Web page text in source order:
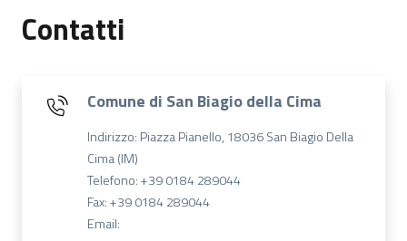
Contatti
Comune di San Biagio della Cima
Indirizzo: Piazza Pianello, 18036 San Biagio Della
Cima (IM)
Telefono: +39 0184 289044
Fax: +39 0184 289044
Email: